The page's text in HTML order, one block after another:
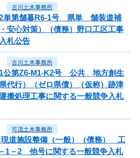
古川土木事務所
2単第舗暮R6-1号 県単 舗装道補
安心対策）（債務）野口工区工事
札公告
古川土木事務所
1公第Z6-M1-K2号 公共 地方創生
代行）（ゼロ県債）（仮称）跡津
搬処理工事に関する一般競争入札
可茂土木事務所
現道施設整備（一般）（債務） 工
1－2 他号に関する一般競争入札